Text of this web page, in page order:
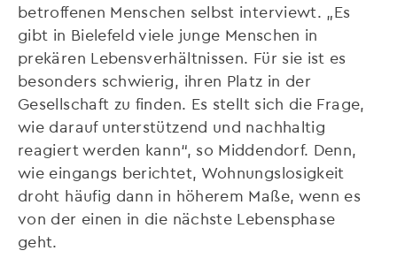
betroffenen Menschen selbst interviewt. „Es
gibt in Bielefeld viele junge Menschen in
prekären Lebensverhältnissen. Für sie ist es
besonders schwierig, ihren Platz in der
Gesellschaft zu finden. Es stellt sich die Frage,
wie darauf unterstützend und nachhaltig
reagiert werden kann“, so Middendorf. Denn,
wie eingangs berichtet, Wohnungslosigkeit
droht häufig dann in höherem Maße, wenn es
von der einen in die nächste Lebensphase
geht.